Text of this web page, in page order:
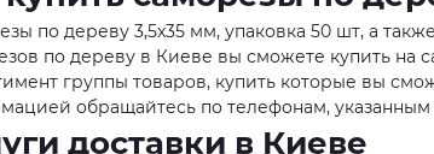
по дереву 3,5x35 мм, упаковка 50 шт, а
по дереву в Киеве вы сможете купить на
группы товаров, купить которые вы
обращайтесь по телефонам, указанным
доставки в Киеве